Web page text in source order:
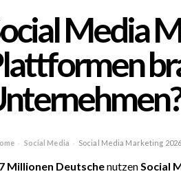
Media
› Social Media › Social Media Marketing
Millionen DeutschenutzenSocial